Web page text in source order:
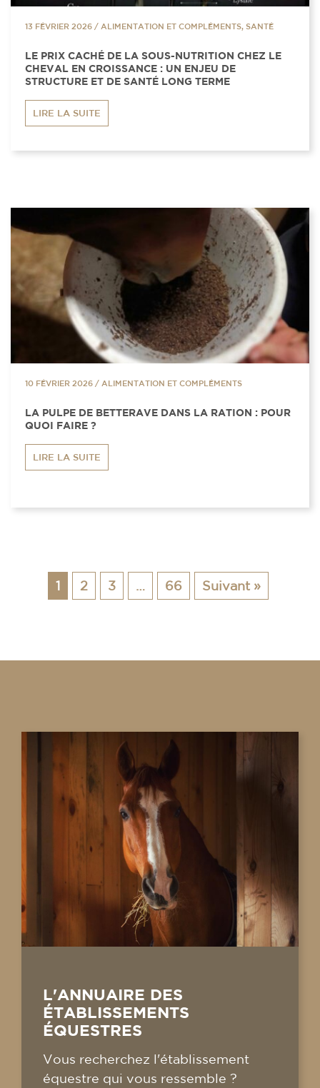
13 FÉVRIER 2026 / ALIMENTATION ET COMPLÉMENTS, SANTÉ
LE PRIX CACHÉ DE LA SOUS-NUTRITION CHEZ LE
CHEVAL EN CROISSANCE : UN ENJEU DE
STRUCTURE ET DE SANTÉ LONG TERME
LIRE LA SUITE
10 FÉVRIER 2026 / ALIMENTATION ET COMPLÉMENTS
LA PULPE DE BETTERAVE DANS LA RATION : POUR
QUOI FAIRE ?
LIRE LA SUITE
1 2 3 … 66 Suivant »
L'ANNUAIRE DES
ÉTABLISSEMENTS
ÉQUESTRES
Vous recherchez l'établissement
équestre qui vous ressemble ?